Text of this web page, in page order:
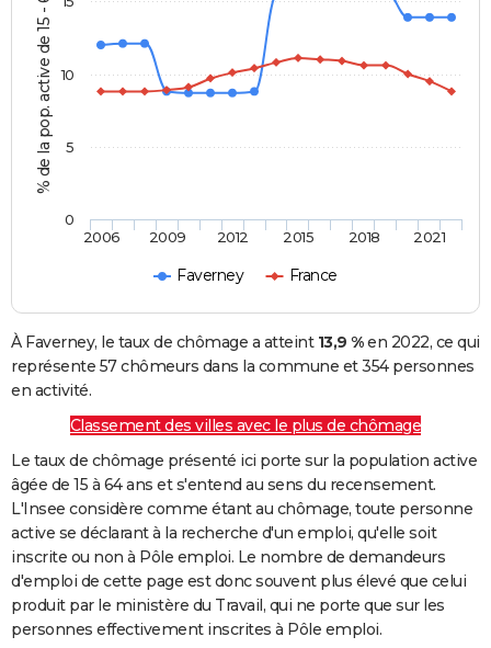
% de la pop. active de 15 - 64 ans
Faverney France
2006 2009 2012 2015 2018 2021
0
5
10
À Faverney, le taux de chômage a atteint 13,9 %en 2022, ce qui
représente 57 chômeurs dans la commune et 354 personnes
en activité.
Classement des villes avec le plus de chômage
Le taux de chômage présenté ici porte sur la population active
âgée de 15 à 64 ans et s'entend au sens du recensement.
L'Insee considère comme étant au chômage, toute personne
active se déclarant à la recherche d'un emploi, qu'elle soit
inscrite ou non à Pôle emploi. Le nombre de demandeurs
d'emploi de cette page est donc souvent plus élevé que celui
produit par le ministère du Travail, qui ne porte que sur les
personnes effectivement inscrites à Pôle emploi.